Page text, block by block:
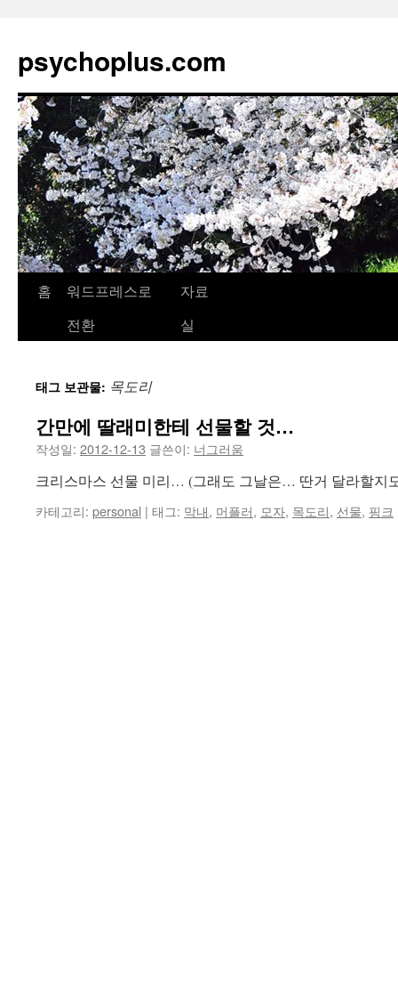
psychoplus.com
컨
로
건
너
뛰
홈
워드프레스로
전환
자료
실
태그 보관물: 목도리
간만에 딸래미한테 선물할 것…
작성일: 2012-12-13 글쓴이: 너그러움
크리스마스 선물 미리… (그래도 그날은… 딴거 달라할지
카테고리: personal | 태그: 막내, 머플러, 모자, 목도리, 선물, 핑크